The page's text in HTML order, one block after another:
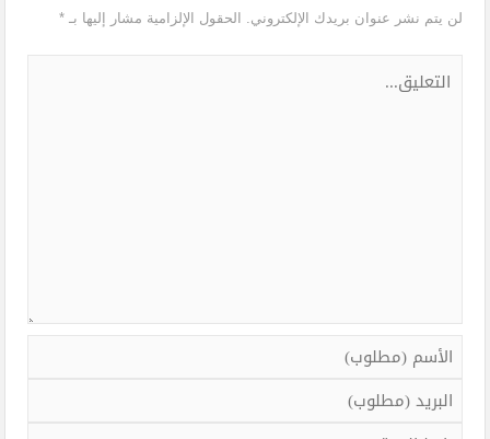
لن يتم نشر عنوان بريدك الإلكتروني. الحقول الإلزامية مشار إليها بـ*